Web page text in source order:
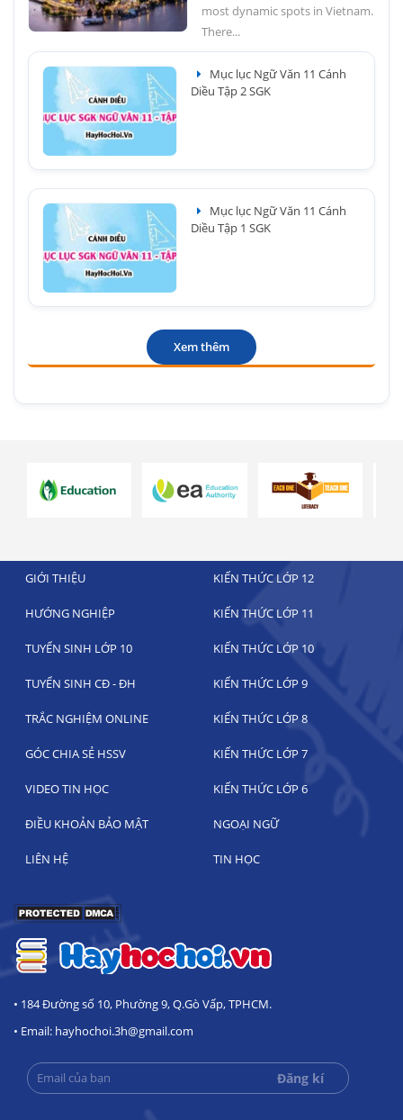
most dynamic spots in Vietnam.
There...
Mục lục Ngữ Văn 11 Cánh
Diều Tập 2 SGK
Mục lục Ngữ Văn 11 Cánh
Diều Tập 1 SGK
Xem thêm
GIỚI THIỆU KIẾN THỨC LỚP 12
HƯỚNG NGHIỆP KIẾN THỨC LỚP 11
TUYỂN SINH LỚP 10 KIẾN THỨC LỚP 10
TUYỂN SINH CĐ - ĐH KIẾN THỨC LỚP 9
TRẮC NGHIỆM ONLINE KIẾN THỨC LỚP 8
GÓC CHIA SẺ HSSV KIẾN THỨC LỚP 7
VIDEO TIN HỌC KIẾN THỨC LỚP 6
ĐIỀU KHOẢN BẢO MẬT NGOẠI NGỮ
LIÊN HỆ TIN HỌC
• 184 Đường số 10, Phường 9, Q.Gò Vấp, TPHCM.
• Email: hayhochoi.3h@gmail.com